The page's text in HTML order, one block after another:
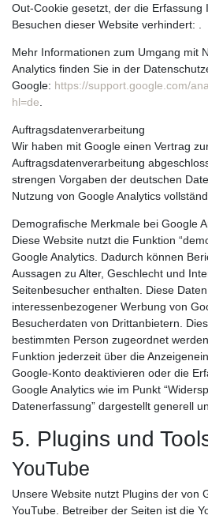
Out-Cookie gesetzt, der die Erfassung
Besuchen dieser Website verhindert: .
Mehr Informationen zum Umgang mit
Analytics finden Sie in der
Google: https://support.google.com/
hl=de
Auftragsdatenverarbeitung
Wir haben mit Google einen Vertrag
Auftragsdatenverarbeitung
strengen Vorgaben der deutschen
Nutzung von Google Analytics
Demografische Merkmale bei Google
Diese Website nutzt die Funktion
Google Analytics. Dadurch können
Aussagen zu Alter, Geschlecht und
Seitenbesucher enthalten. Diese
interessenbezogener Werbung von
Besucherdaten von Drittanbietern.
bestimmten Person zugeordnet
Funktion jederzeit über die
Google-Konto deaktivieren oder die
Google Analytics wie im Punkt
Datenerfassung” dargestellt generell
5. Plugins und
YouTube
Unsere Website nutzt Plugins der von
YouTube. Betreiber der Seiten ist die